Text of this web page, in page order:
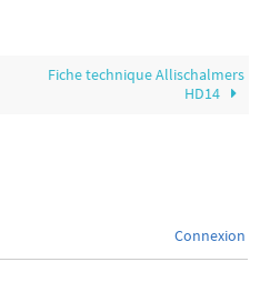
Fiche technique Allischalmers
HD14
Connexion